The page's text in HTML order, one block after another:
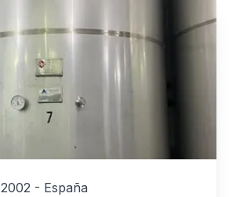
2002 - España